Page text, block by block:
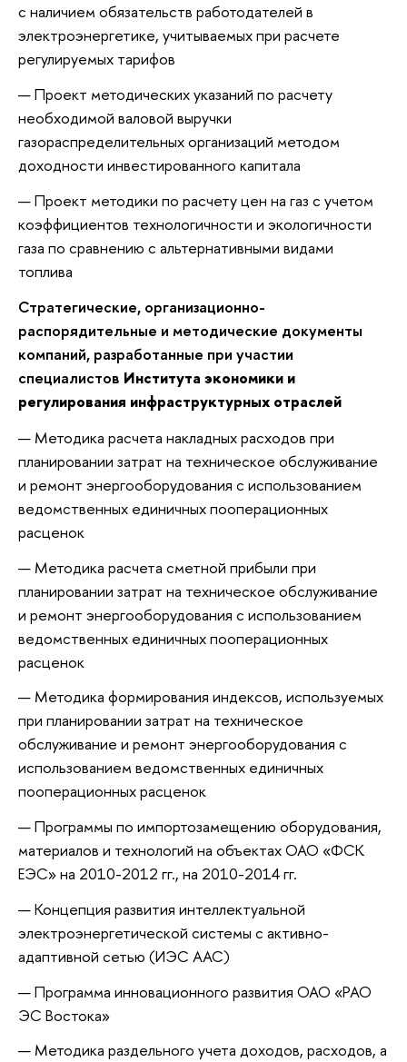
с наличием обязательств работодателей в
электроэнергетике, учитываемых при расчете
регулируемых тарифов
Проект методических указаний по расчету
необходимой валовой выручки
газораспределительных организаций методом
доходности инвестированного капитала
Проект методики по расчету цен на газ с учетом
коэффициентов технологичности и экологичности
газа по сравнению с альтернативными видами
топлива
Стратегические, организационно-
распорядительные и методические документы
компаний, разработанные при участии
специалистов Института экономики и
регулирования инфраструктурных отраслей
Методика расчета накладных расходов при
планировании затрат на техническое обслуживание
и ремонт энергооборудования с использованием
ведомственных единичных пооперационных
расценок
Методика расчета сметной прибыли при
планировании затрат на техническое обслуживание
и ремонт энергооборудования с использованием
ведомственных единичных пооперационных
расценок
Методика формирования индексов, используемых
при планировании затрат на техническое
обслуживание и ремонт энергооборудования с
использованием ведомственных единичных
пооперационных расценок
Программы по импортозамещению оборудования,
материалов и технологий на объектах ОАО «ФСК
ЕЭС» на 2010-2012 гг., на 2010-2014 гг.
Концепция развития интеллектуальной
электроэнергетической системы с активно-
адаптивной сетью (ИЭС ААС)
Программа инновационного развития ОАО «РАО
ЭС Востока»
Методика раздельного учета доходов, расходов, а